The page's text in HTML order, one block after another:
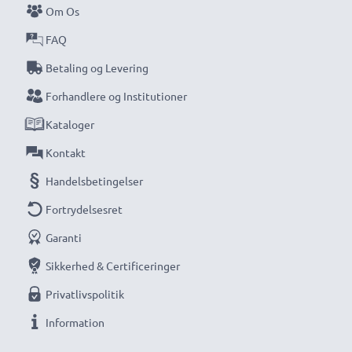
Om Os
FAQ
Betaling og Levering
Forhandlere og Institutioner
Kataloger
Kontakt
Handelsbetingelser
Fortrydelsesret
Garanti
Sikkerhed & Certificeringer
Privatlivspolitik
Information